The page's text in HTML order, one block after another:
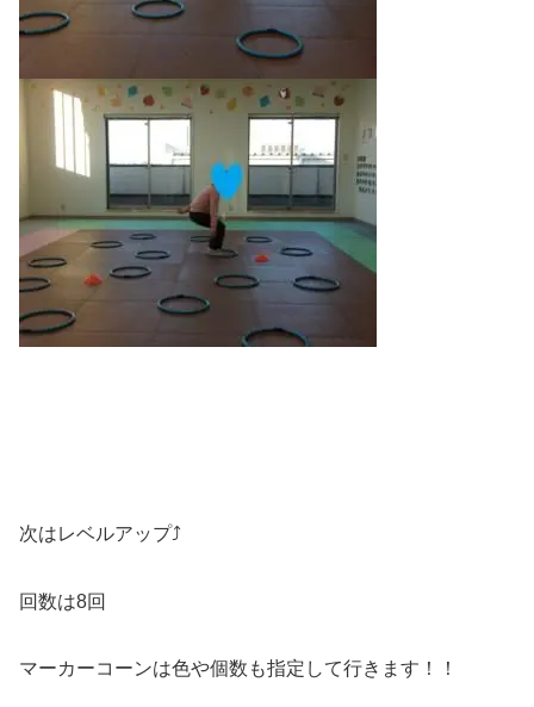
次はレベルアップ⤴
回数は8回
マーカーコーンは色や個数も指定して行きます！！